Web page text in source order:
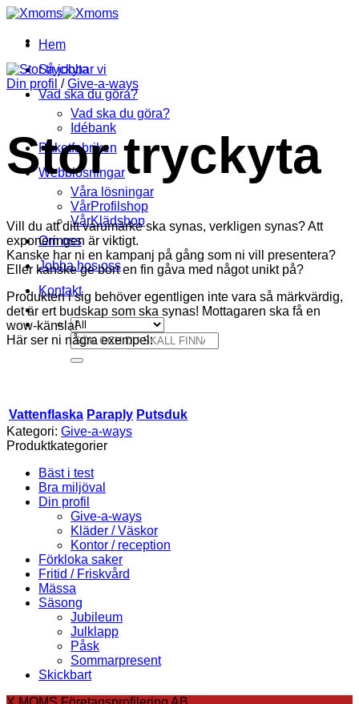
Skip
contentHem
Så jobbar vi
Vad ska du göra?
Vad ska du göra?
Idébank
Paketfabriken
Webblösningar
Våra lösningar
VårProfilshop
VårKlädshop
Om oss
Jobba hos oss
Kontakt
Sök
efter:
Din profil / Give-a-ways
Stor tryckyta
Vill du att ditt varumärke ska synas, verkligen synas? Att
exponeringen är viktigt.
Kanske har ni en kampanj på gång som ni vill presentera?
Eller kanske ge bort en fin gåva med något unikt på?
Produkten i sig behöver egentligen inte vara så märkvärdig,
det är ert budskap som ska synas! Mottagaren ska få en
wow-känsla!
Här ser ni några exempel:
Vattenflaska Paraply Putsduk
Kategori: Give-a-ways
Produktkategorier
Bäst i test
Bra miljöval
Din profil
Give-a-ways
Kläder / Väskor
Kontor / reception
Förkloka saker
Fritid / Friskvård
Mässa
Säsong
Jubileum
Julklapp
Påsk
Sommarpresent
Skickbart